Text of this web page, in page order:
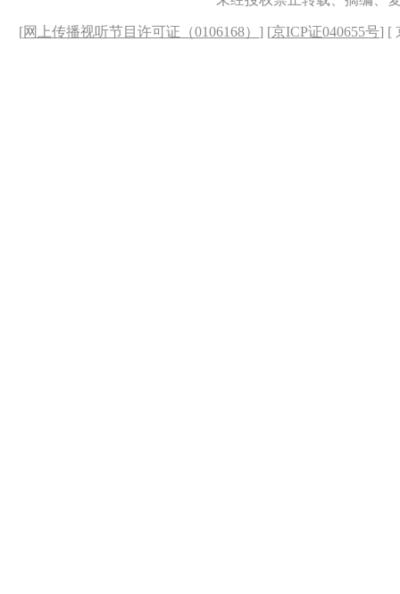
[网上传播视听节目许可证（0106168） ] [京ICP证040655号] [